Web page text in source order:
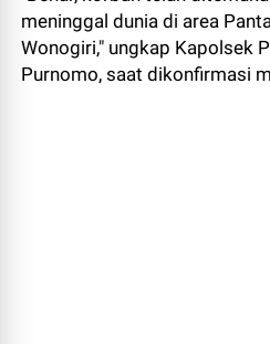
meninggal dunia di area
Wonogiri," ungkap Kapolsek
Purnomo, saat dikonfirmasi